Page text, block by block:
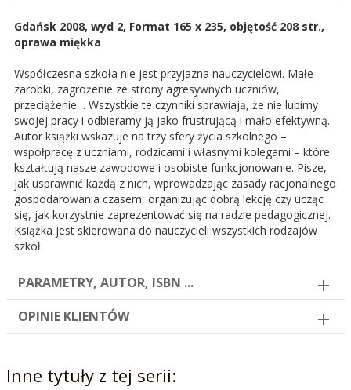
Gdańsk 2008, wyd 2, Format 165 x 235, objętość 208 str.,
oprawa miękka
Współczesna szkoła nie jest przyjazna nauczycielowi. Małe
zarobki, zagrożenie ze strony agresywnych uczniów,
przeciążenie… Wszystkie te czynniki sprawiają, że nie lubimy
swojej pracy i odbieramy ją jako frustrującą i mało efektywną.
Autor książki wskazuje na trzy sfery życia szkolnego –
współpracę z uczniami, rodzicami i własnymi kolegami – które
kształtują nasze zawodowe i osobiste funkcjonowanie. Pisze,
jak usprawnić każdą z nich, wprowadzając zasady racjonalnego
gospodarowania czasem, organizując dobrą lekcję czy ucząc
się, jak korzystnie zaprezentować się na radzie pedagogicznej.
Książka jest skierowana do nauczycieli wszystkich rodzajów
szkół.
PARAMETRY, AUTOR, ISBN ...
OPINIE KLIENTÓW
Inne tytuły z tej serii: